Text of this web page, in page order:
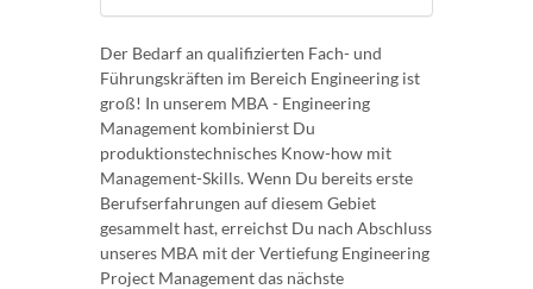
Der Bedarf an qualifizierten Fach- und
Führungskräften im Bereich Engineering ist
groß! In unserem MBA - Engineering
Management kombinierst Du
produktionstechnisches Know-how mit
Management-Skills. Wenn Du bereits erste
Berufserfahrungen auf diesem Gebiet
gesammelt hast, erreichst Du nach Abschluss
unseres MBA mit der Vertiefung Engineering
Project Management das nächste